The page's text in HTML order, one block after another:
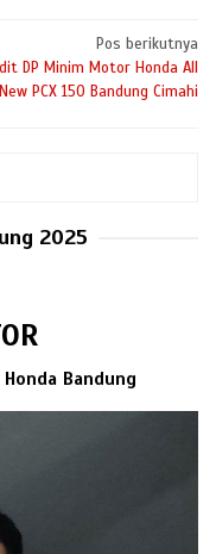
Pos berikutnya
DP Minim Motor Honda All
New PCX 150 Bandung Cimahi
2025
Bandung